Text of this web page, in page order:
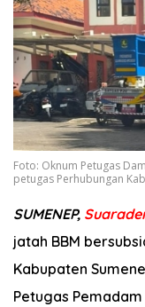
Foto: Oknum Petugas
petugas Perhubungan
SUMENEP,
jatah BBM
Kabupaten
Petugas